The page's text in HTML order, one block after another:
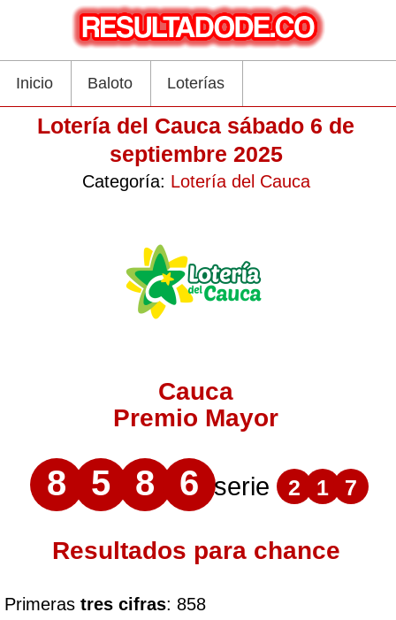
Inicio Baloto Loterías
Lotería del Cauca sábado 6 de
septiembre 2025
Categoría: Lotería del Cauca
Cauca
Premio Mayor
8 5 8 6 serie 2 1 7
Resultados para chance
Primeras tres cifras: 858